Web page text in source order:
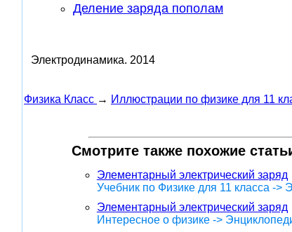
Деление заряда пополам
Электродинамика. 2014
Физика Класс → Иллюстрации по физике для 11
Смотрите также похожие
Элементарный электрический заряд
Учебник по Физике для 11 класса ->
Элементарный электрический заряд
Интересное о физике ->